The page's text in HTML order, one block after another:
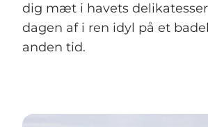
dig mæt i havets
dagen af i ren idyl på et
anden tid.